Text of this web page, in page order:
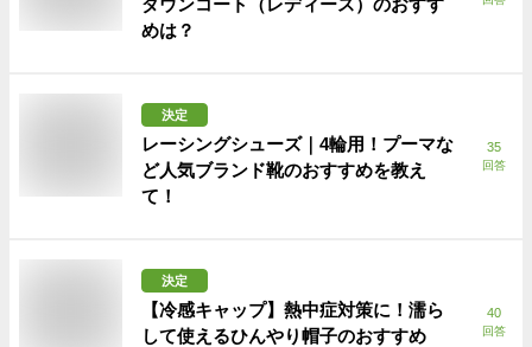
めは？
決定
レーシングシューズ｜4輪用！プーマな
ど人気ブランド靴のおすすめを教え
て！
35
回答
決定
【冷感キャップ】熱中症対策に！濡ら
して使えるひんやり帽子のおすすめ
40
回答